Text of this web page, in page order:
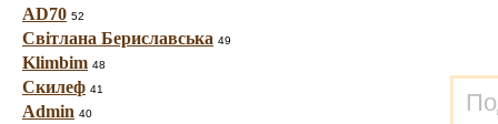
AD70 52
Світлана Бериславська 49
Klimbim 48
Скилеф 41
Admin 40